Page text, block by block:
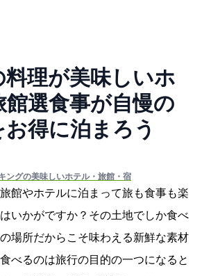
料理が美味しいホ
18選!食事が自慢の
得に泊まろう
キングの美味しいホテル・旅館・宿
館やホテルに泊まって旅も食事も楽
いかがですか？その土地でしか食べ
場所だからこそ味わえる新鮮な素材
べるのは旅行の目的の一つになると